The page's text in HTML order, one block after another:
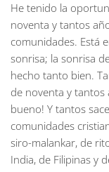
He tenido la
noventa y tantos
comunidades. Está
sonrisa; la sonrisa
hecho tanto bien.
de noventa y tantos
bueno! Y tantos
comunidades
siro-malankar, de
India, de Filipinas y